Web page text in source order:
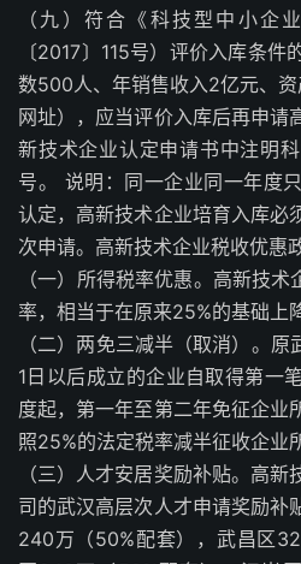
（九）符合《科技型中小企
〔2017〕115号）评价入库条
数500人、年销售收入2亿元、
网址），应当评价入库后再申请
新技术企业认定申请书中注明
号。 说明：同一企业同一年度
认定，高新技术企业培育入库必
次申请。高新技术企业税收优惠
（一）所得税率优惠。高新技
率，相当于在原来25%的基础上
（二）两免三减半（取消）。
1日以后成立的企业自取得第一
度起，第一年至第二年免征企业
照25%的法定税率减半征收企业
（三）人才安居奖励补贴。高
司的武汉高层次人才申请奖励补
240万（50%配套），武昌区